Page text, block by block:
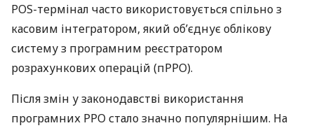
POS-термінал часто використовується спільно з
касовим інтегратором, який об’єднує облікову
систему з програмним реєстратором
розрахункових операцій (пРРО).
Після змін у законодавстві використання
програмних РРО стало значно популярнішим. На